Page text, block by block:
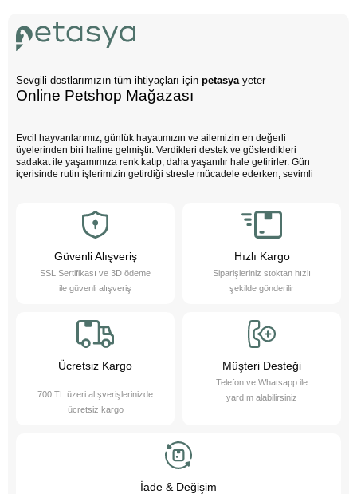
Sevgili dostlarımızın tüm ihtiyaçları için petasya yeter
Online Petshop Mağazası
Evcil hayvanlarımız, günlük hayatımızın ve ailemizin en değerli
üyelerinden biri haline gelmiştir. Verdikleri destek ve gösterdikleri
sadakat ile yaşamımıza renk katıp, daha yaşanılır hale getirirler. Gün
içerisinde rutin işlerimizin getirdiği stresle mücadele ederken, sevimli
ve duygusal açıdan güçlü bireyler olurlar.
Evcil hayvanlarımız sayesinde daha sağlıklı bir yaşam süreriz; düzenli
egzersiz yapmamızı teşvik eder ve hayatımızı daha düzenli hale
getirmemize yardımcı olurlar. Bu sevimli dostlarımızı yakından tanımak
Pet Asya Online Petshop olarak, evcil hayvanlarımızın bize sağladığı bu
değerli katkıların farkındayız ve onlara en iyi şekilde hizmet etmek için
bakım ürünleri sunarak destek oluyoruz. Online petshop olarak, evcil
hayvanlarınıza gerekli olan her türlü ürün ve hizmeti hassasiyetle
sağlamaktan gurur duyuyoruz. Bizimle, sevimli dostlarınızın ihtiyaçlarını
karşılayabilir ve onların yaşam kalitesini artırabilirsiniz.
Güvenli Alışveriş
SSL Sertifikası ve 3D ödeme
ile güvenli alışveriş
Hızlı Kargo
Siparişleriniz stoktan hızlı
şekilde gönderilir
Ücretsiz Kargo
700 TL üzeri alışverişlerinizde
ücretsiz kargo
Müşteri Desteği
Telefon ve Whatsapp ile
yardım alabilirsiniz
İade & Değişim